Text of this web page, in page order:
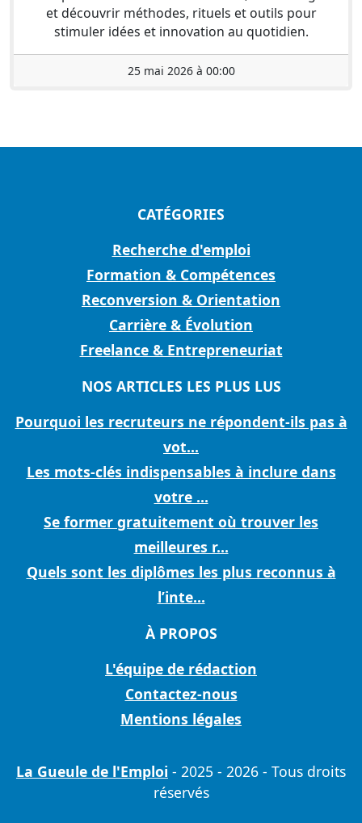
et découvrir méthodes, rituels et outils pour
stimuler idées et innovation au quotidien.
25 mai 2026 à 00:00
CATÉGORIES
Recherche d'emploi
Formation & Compétences
Reconversion & Orientation
Carrière & Évolution
Freelance & Entrepreneuriat
NOS ARTICLES LES PLUS LUS
Pourquoi les recruteurs ne répondent-ils pas à
vot...
Les mots-clés indispensables à inclure dans
votre ...
Se former gratuitement où trouver les
meilleures r...
Quels sont les diplômes les plus reconnus à
l’inte...
À PROPOS
L'équipe de rédaction
Contactez-nous
Mentions légales
La Gueule de l'Emploi - 2025 - 2026 - Tous droits
réservés